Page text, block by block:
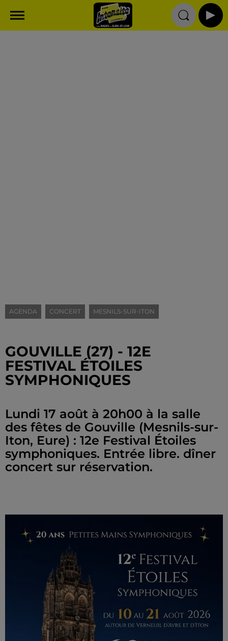
AGENDA CONCERT MESNILS-SUR-ITON
GOUVILLE (27) - 12E
FESTIVAL ÉTOILES
SYMPHONIQUES
Lundi 17 août à 20h00 à la salle
des fêtes de Gouville (Mesnils-sur-
Iton, Eure) : 12e Festival Étoiles
symphoniques. Entrée libre. dîner
concert sur réservation.